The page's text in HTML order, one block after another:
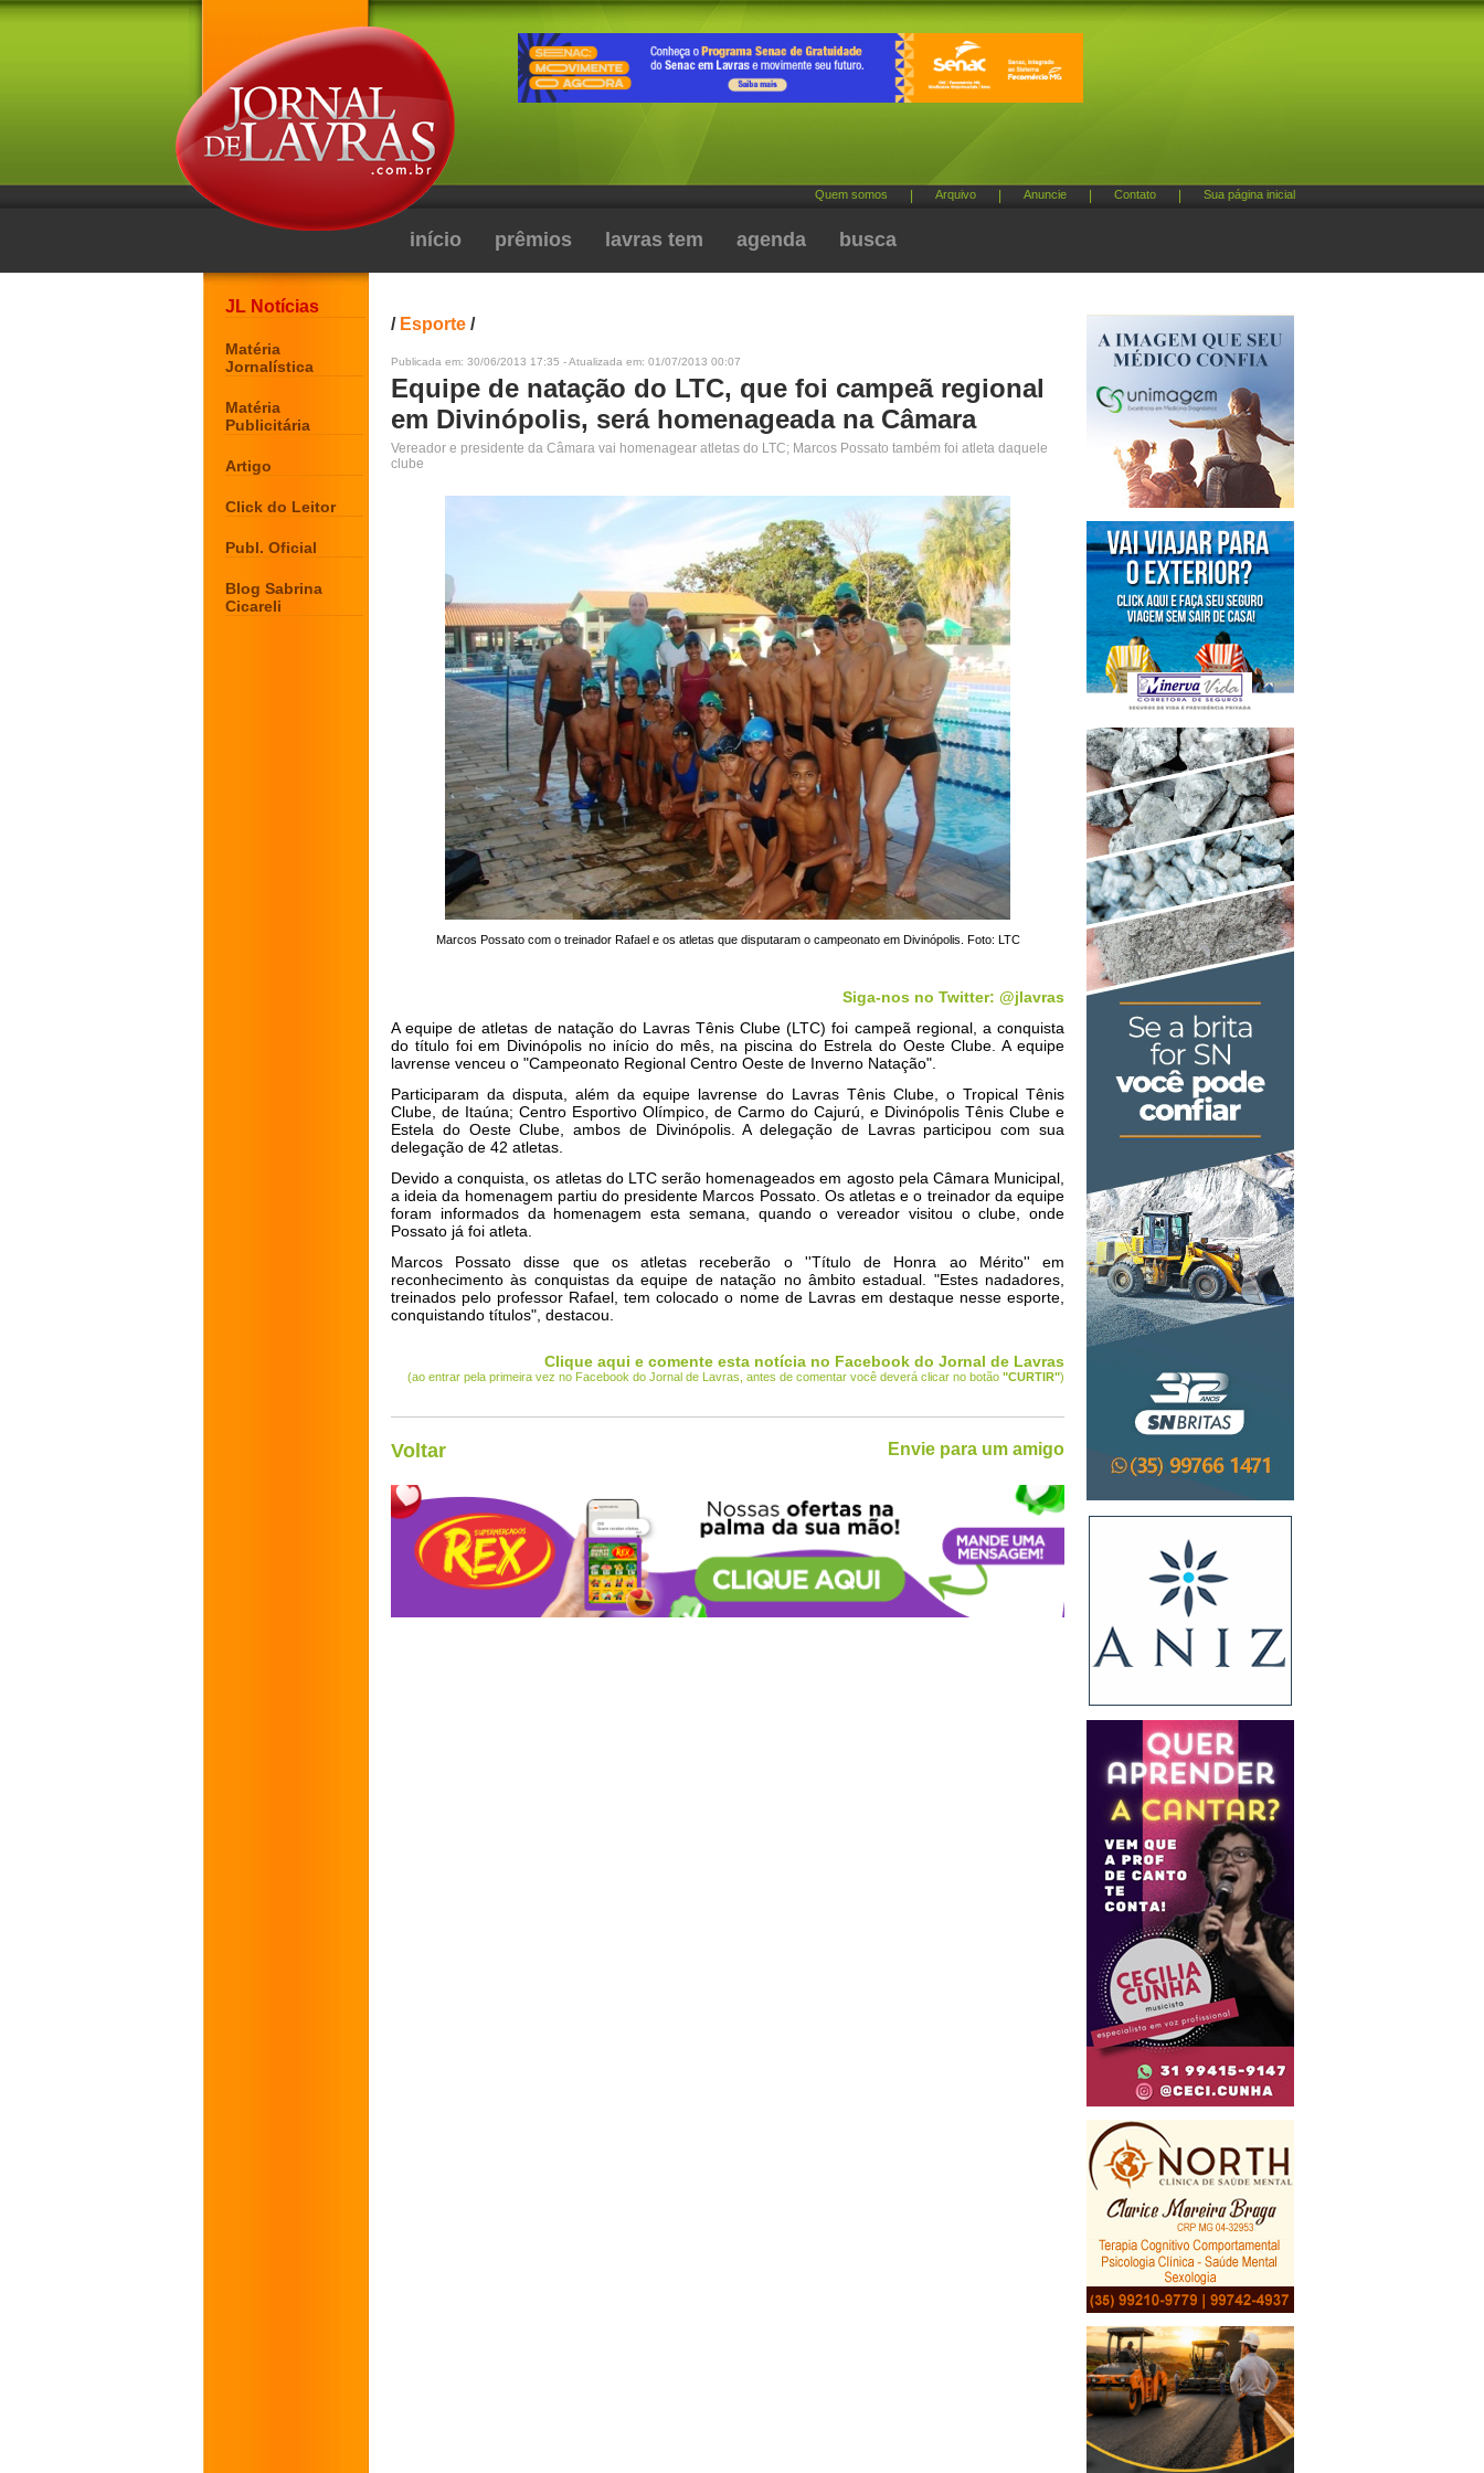
Quem somos Arquivo Anuncie Contato Sua página inicial
início prêmios lavras tem agenda busca
JL Notícias
Matéria
Jornalística
Matéria
Publicitária
Artigo
Click do Leitor
Publ. Oficial
Blog Sabrina
Cicareli
/ Esporte /
Publicada em: 30/06/2013 17:35 - Atualizada em: 01/07/2013 00:07
Equipe de natação do LTC, que foi campeã regional
em Divinópolis, será homenageada na Câmara
Vereador e presidente da Câmara vai homenagear atletas do LTC; Marcos Possato também foi atleta daquele
clube
Marcos Possato com o treinador Rafael e os atletas que disputaram o campeonato em Divinópolis. Foto: LTC
Siga-nos no Twitter: @jlavras
A equipe de atletas de natação do Lavras Tênis Clube (LTC) foi campeã regional, a conquista
do título foi em Divinópolis no início do mês, na piscina do Estrela do Oeste Clube. A equipe
lavrense venceu o "Campeonato Regional Centro Oeste de Inverno Natação".
Participaram da disputa, além da equipe lavrense do Lavras Tênis Clube, o Tropical Tênis
Clube, de Itaúna; Centro Esportivo Olímpico, de Carmo do Cajurú, e Divinópolis Tênis Clube e
Estela do Oeste Clube, ambos de Divinópolis. A delegação de Lavras participou com sua
delegação de 42 atletas.
Devido a conquista, os atletas do LTC serão homenageados em agosto pela Câmara Municipal,
a ideia da homenagem partiu do presidente Marcos Possato. Os atletas e o treinador da equipe
foram informados da homenagem esta semana, quando o vereador visitou o clube, onde
Possato já foi atleta.
Marcos Possato disse que os atletas receberão o ''Título de Honra ao Mérito'' em
reconhecimento às conquistas da equipe de natação no âmbito estadual. "Estes nadadores,
treinados pelo professor Rafael, tem colocado o nome de Lavras em destaque nesse esporte,
conquistando títulos", destacou.
Clique aqui e comente esta notícia no Facebook do Jornal de Lavras
(ao entrar pela primeira vez no Facebook do Jornal de Lavras, antes de comentar você deverá clicar no botão "CURTIR")
Voltar Envie para um amigo